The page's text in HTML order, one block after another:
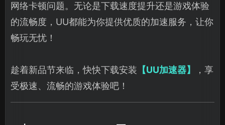
网络卡顿问题。无论是下载速度提升还是游戏体验
的流畅度，UU都能为你提供优质的加速服务，让你
畅玩无忧！
趁着新品节来临，快快下载安装 【UU加速器】
，享
受极速、流畅的游戏体验吧！